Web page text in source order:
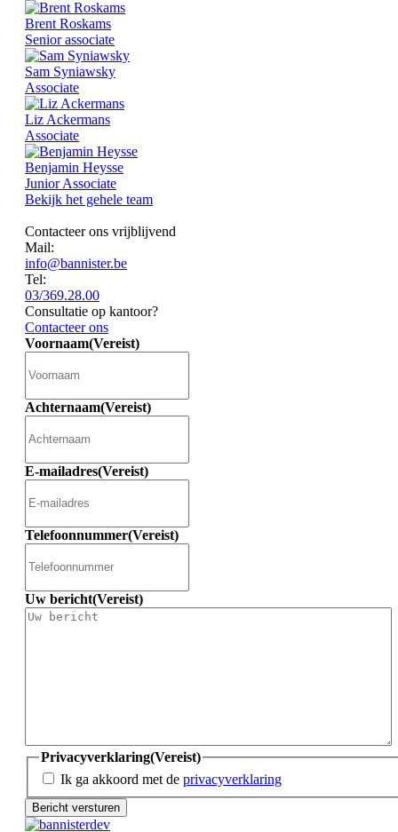
Brent Roskams
Senior associate
Sam Syniawsky
Associate
Liz Ackermans
Associate
Benjamin Heysse
Junior Associate
Bekijk het gehele team
Contacteer ons vrijblijvend
Mail:
info@bannister.be
Tel:
03/369.28.00
Consultatie op kantoor?
Contacteer ons
Voornaam(Vereist)
Achternaam(Vereist)
E-mailadres(Vereist)
Telefoonnummer(Vereist)
Uw bericht(Vereist)
Privacyverklaring(Vereist)
Ik ga akkoord met de privacyverklaring